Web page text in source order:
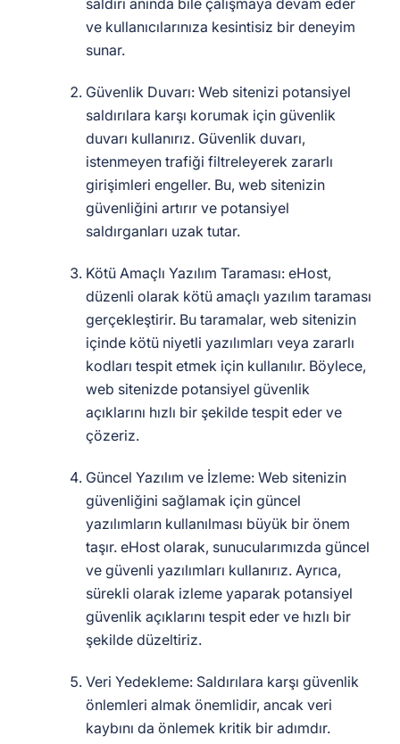
saldırı anında bile çalışmaya devam eder
ve kullanıcılarınıza kesintisiz bir deneyim
sunar.
Güvenlik Duvarı: Web sitenizi potansiyel
saldırılara karşı korumak için güvenlik
duvarı kullanırız. Güvenlik duvarı,
istenmeyen trafiği filtreleyerek zararlı
girişimleri engeller. Bu, web sitenizin
güvenliğini artırır ve potansiyel
saldırganları uzak tutar.
Kötü Amaçlı Yazılım Taraması: eHost,
düzenli olarak kötü amaçlı yazılım taraması
gerçekleştirir. Bu taramalar, web sitenizin
içinde kötü niyetli yazılımları veya zararlı
kodları tespit etmek için kullanılır. Böylece,
web sitenizde potansiyel güvenlik
açıklarını hızlı bir şekilde tespit eder ve
çözeriz.
Güncel Yazılım ve İzleme: Web sitenizin
güvenliğini sağlamak için güncel
yazılımların kullanılması büyük bir önem
taşır. eHost olarak, sunucularımızda güncel
ve güvenli yazılımları kullanırız. Ayrıca,
sürekli olarak izleme yaparak potansiyel
güvenlik açıklarını tespit eder ve hızlı bir
şekilde düzeltiriz.
Veri Yedekleme: Saldırılara karşı güvenlik
önlemleri almak önemlidir, ancak veri
kaybını da önlemek kritik bir adımdır.